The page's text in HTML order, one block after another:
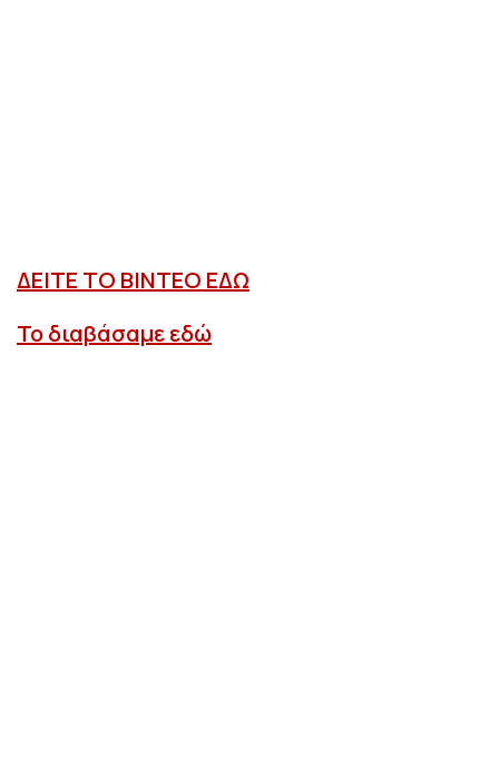
ΔΕΙΤΕ ΤΟ ΒΙΝΤΕΟ ΕΔΩ
Το διαβάσαμε εδώ